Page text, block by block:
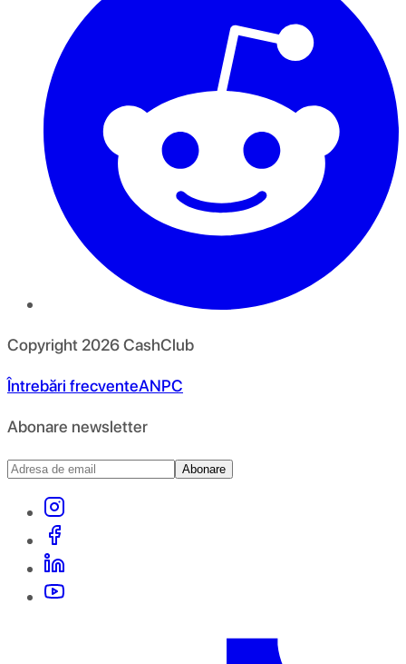
Copyright 2026CashClub
Întrebări frecventeANPC
Abonare newsletter
Abonare